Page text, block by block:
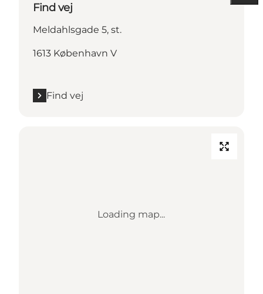
Find vej
Meldahlsgade 5, st.
1613 København V
Find vej
Loading map...